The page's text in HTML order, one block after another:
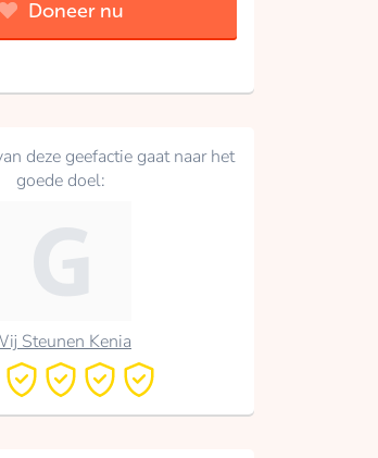
Doneer nu
deze geefactie gaat naar het
goede doel:
Steunen Kenia